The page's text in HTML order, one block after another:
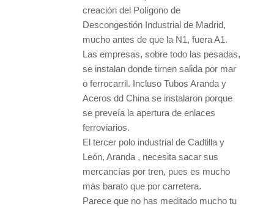
creación del Polígono de
Descongestión Industrial de Madrid,
mucho antes de que la N1, fuera A1.
Las empresas, sobre todo las pesadas,
se instalan donde tirnen salida por mar
o ferrocarril. Incluso Tubos Aranda y
Aceros dd China se instalaron porque
se preveía la apertura de enlaces
ferroviarios.
El tercer polo industrial de Cadtilla y
León, Aranda , necesita sacar sus
mercancías por tren, pues es mucho
más barato que por carretera.
Parece que no has meditado mucho tu